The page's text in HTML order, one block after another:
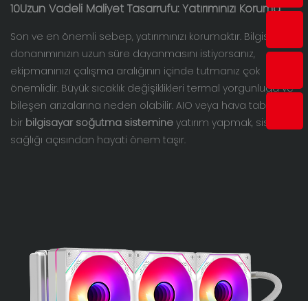
10Uzun Vadeli Maliyet Tasarrufu: Yatırımınızı Koruma
Son ve en önemli sebep, yatırımınızı korumaktır. Bilgisayar
donanımınızın uzun süre dayanmasını istiyorsanız,
ekipmanınızı çalışma aralığının içinde tutmanız çok
önemlidir. Büyük sıcaklık değişiklikleri termal yorgunluğa ve
bileşen arızalarına neden olabilir. AIO veya hava tabanlı
bir bilgisayar soğutma sistemine yatırım yapmak, sistem
sağlığı açısından hayati önem taşır.